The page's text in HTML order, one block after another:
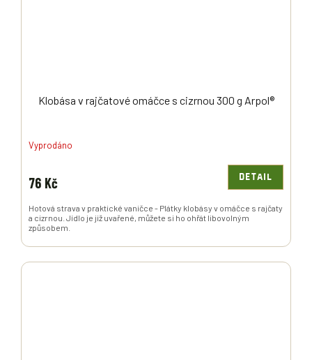
Klobása v rajčatové omáčce s cizrnou 300 g Arpol®
Vyprodáno
76 Kč DETAIL
Hotová strava v praktické vaničce - Plátky klobásy v omáčce s rajčaty
a cizrnou. Jídlo je již uvařené, můžete si ho ohřát libovolným
způsobem.